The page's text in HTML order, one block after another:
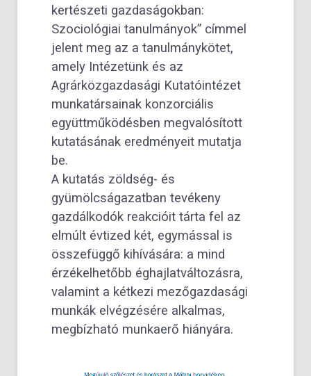
kertészeti gazdaságokban:
Szociológiai tanulmányok” címmel
jelent meg az a tanulmánykötet,
amely Intézetünk és az
Agrárközgazdasági Kutatóintézet
munkatársainak konzorciális
együttműködésben megvalósított
kutatásának eredményeit mutatja
be.
A kutatás zöldség- és
gyümölcságazatban tevékeny
gazdálkodók reakcióit tárta fel az
elmúlt évtized két, egymással is
összefüggő kihívására: a mind
érzékelhetőbb éghajlatváltozásra,
valamint a kétkezi mezőgazdasági
munkák elvégzésére alkalmas,
megbízható munkaerő hiányára.